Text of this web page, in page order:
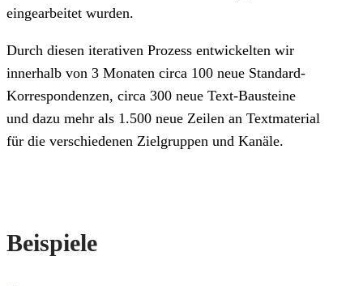
eingearbeitet wurden.
Durch diesen iterativen Prozess entwickelten wir
innerhalb von 3 Monaten circa 100 neue Standard-
Korrespondenzen, circa 300 neue Text-Bausteine
und dazu mehr als 1.500 neue Zeilen an Textmaterial
für die verschiedenen Zielgruppen und Kanäle.
Beispiele